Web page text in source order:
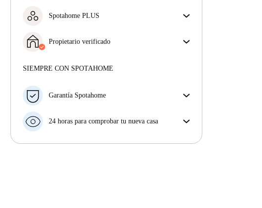
facturas incluidas, que cubren alquiler y servicios
Spotahome PLUS
más exigentes. Estándares más altos de seguridad y
soporte adicional durante todo el alquiler.
Propietario verificado
Más sobre este arrendador
SIEMPRE CON SPOTAHOME
Garantía Spotahome
horas previas a la fecha de entrada, Spotahome A) te
el hotel hasta que encuentres nueva casa o B) te hará
24 horas para comprobar tu nueva casa